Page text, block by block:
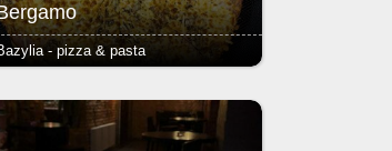
jest Margherita (sos
pomidorowy, ser i oregano) - ciasto
lub razowe, grube lub cienkie
- pizza & pasta